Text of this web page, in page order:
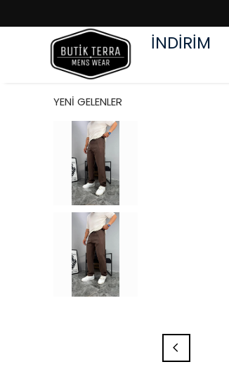
İNDİRİM
YENİ GELENLER